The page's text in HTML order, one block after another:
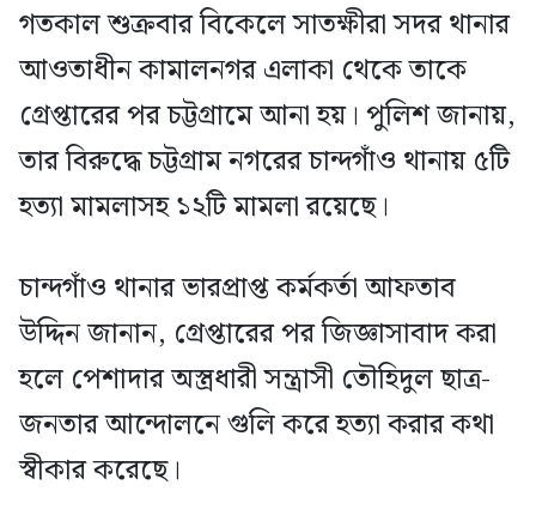
গতকাল শুক্রবার বিকেলে সাতক্ষীরা সদর থানার
আওতাধীন কামালনগর এলাকা থেকে তাকে
গ্রেপ্তারের পর চট্টগ্রামে আনা হয়। পুলিশ জানায়,
তার বিরুদ্ধে চট্টগ্রাম নগরের চান্দগাঁও থানায় ৫টি
হত্যা মামলাসহ ১২টি মামলা রয়েছে।
চান্দগাঁও থানার ভারপ্রাপ্ত কর্মকর্তা আফতাব
উদ্দিন জানান, গ্রেপ্তারের পর জিজ্ঞাসাবাদ করা
হলে পেশাদার অস্ত্রধারী সন্ত্রাসী তৌহিদুল ছাত্র-
জনতার আন্দোলনে গুলি করে হত্যা করার কথা
স্বীকার করেছে।